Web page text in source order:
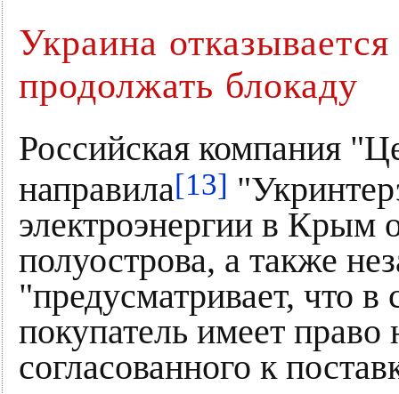
Украина
продолжать блокаду
Российская компания
направила[13]
электроэнергии в Крым
полуострова, а также
"предусматривает, что
покупатель имеет
согласованного к